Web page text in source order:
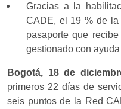
Gracias a la
CADE, el 19 % de la
pasaporte que
gestionado con
Bogotá, 18 de
primeros 22 días de
seis puntos de la Red